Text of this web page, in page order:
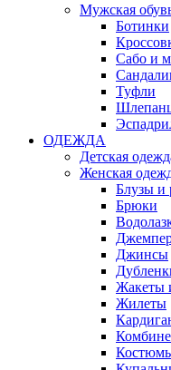
Мужская
Ботинки
Сабо и
Туфли
ОДЕЖДА
Детская
Женская
Блузы и
Брюки
Джинсы
Жакеты
Жилеты